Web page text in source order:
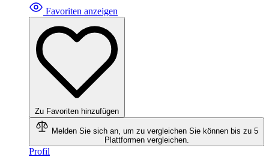
Favoriten anzeigen
Zu Favoriten hinzufügen
Melden Sie sich an, um zu vergleichen Sie können bis zu 5
Plattformen vergleichen.
Profil